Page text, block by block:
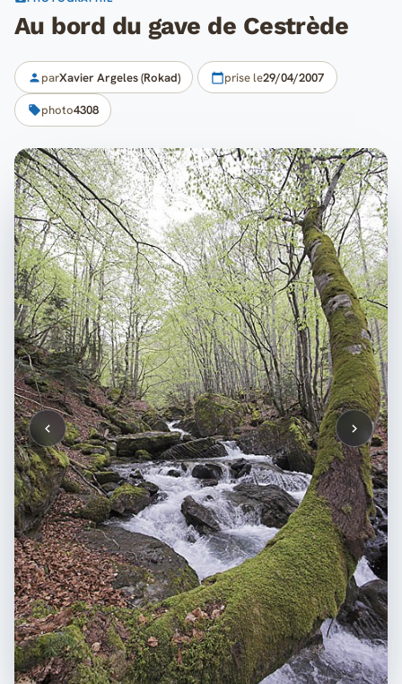
Au bord du gave de Cestrède
parXavier Argeles (Rokad) prise le29/04/2007
photo4308